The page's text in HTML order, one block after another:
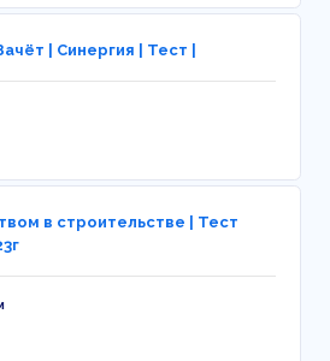
| Синергия | Тест |
в строительстве | Тест